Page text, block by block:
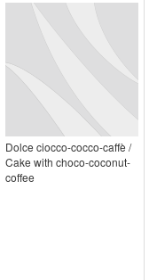
Dolce ciocco-cocco-caffè /
Cake with choco-coconut-
coffee